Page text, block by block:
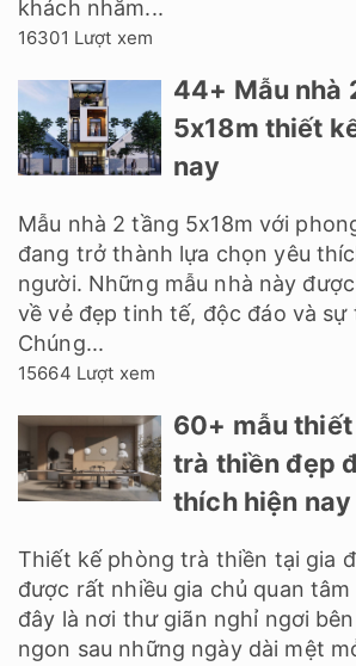
khách nhằm...
16301 Lượt xem
44+ Mẫu nhà
5x18m thiết
nay
Mẫu nhà 2 tầng 5x18m với
đang trở thành lựa chọn yêu
người. Những mẫu nhà này
về vẻ đẹp tinh tế, độc đáo và sự
Chúng...
15664 Lượt xem
60+ mẫu
trà thiền đẹp
thích hiện nay
Thiết kế phòng trà thiền tại gia
được rất nhiều gia chủ quan tâm
đây là nơi thư giãn nghỉ ngơi
ngon sau những ngày dài mệt